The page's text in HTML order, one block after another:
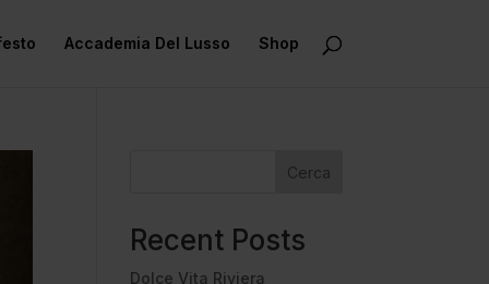
Accademia Del Lusso Shop
Cerca
Recent Posts
Dolce Vita Riviera